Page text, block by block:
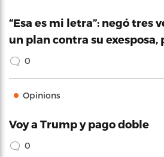
“Esa es mi letra”: negó tres
un plan contra su exesposa,
0
Opinions
Voy a Trump y pago doble
0